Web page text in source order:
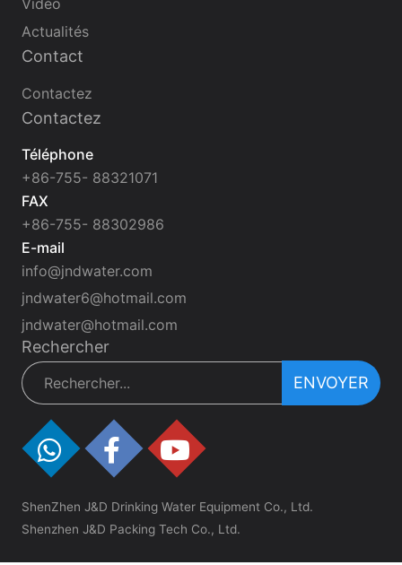
Vidéo
Actualités
Contact
Contactez
Contactez
Téléphone
+86-755- 88321071
FAX
+86-755- 88302986
E-mail
info@jndwater.com
jndwater6@hotmail.com
jndwater@hotmail.com
Rechercher
ENVOYER
ShenZhen J&D Drinking Water Equipment Co., Ltd.
Shenzhen J&D Packing Tech Co., Ltd.